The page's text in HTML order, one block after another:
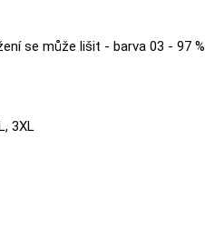
se může lišit - barva 03 - 97
3XL